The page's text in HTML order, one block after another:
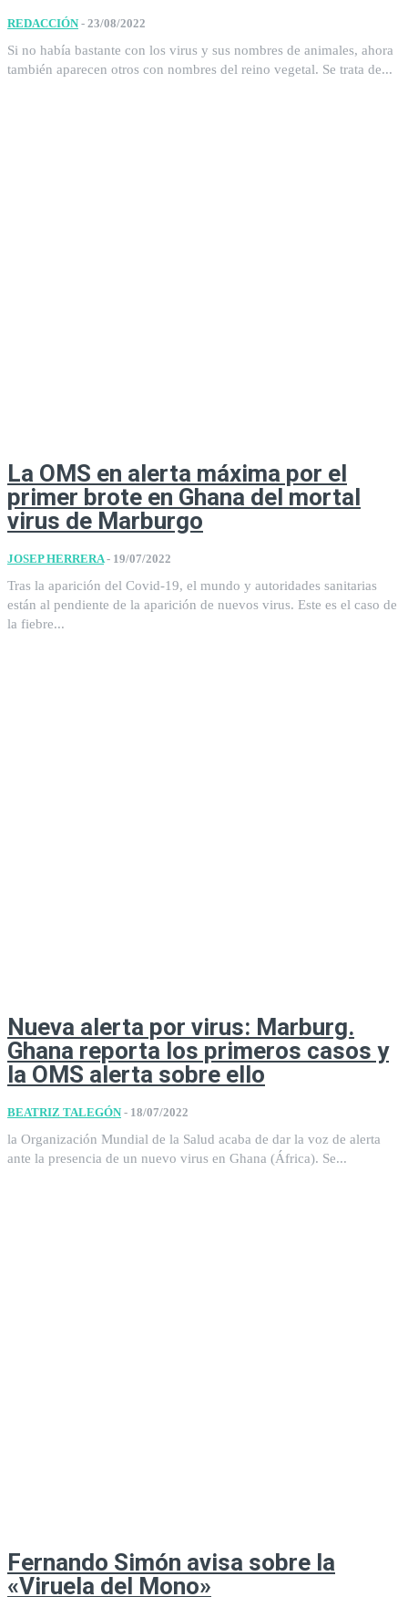
REDACCIÓN - 23/08/2022
Si no había bastante con los virus y sus nombres de animales, ahora
también aparecen otros con nombres del reino vegetal. Se trata de...
La OMS en alerta máxima por el
primer brote en Ghana del mortal
virus de Marburgo
JOSEP HERRERA - 19/07/2022
Tras la aparición del Covid-19, el mundo y autoridades sanitarias
están al pendiente de la aparición de nuevos virus. Este es el caso de
la fiebre...
Nueva alerta por virus: Marburg.
Ghana reporta los primeros casos y
la OMS alerta sobre ello
BEATRIZ TALEGÓN - 18/07/2022
la Organización Mundial de la Salud acaba de dar la voz de alerta
ante la presencia de un nuevo virus en Ghana (África). Se...
Fernando Simón avisa sobre la
«Viruela del Mono»